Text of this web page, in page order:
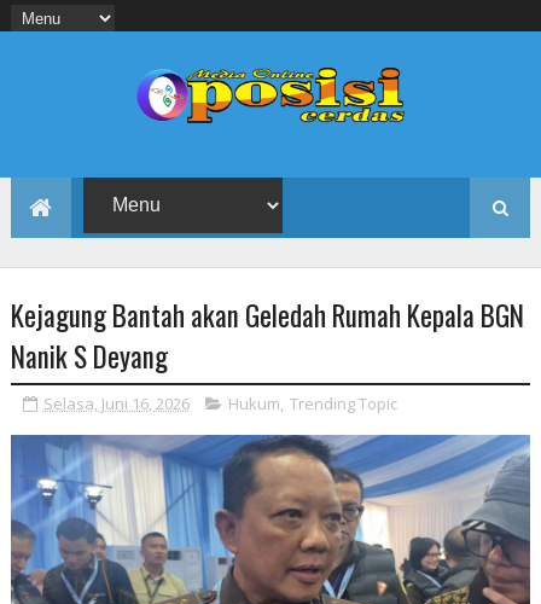
Kejagung Bantah akan Geledah Rumah Kepala BGN
Nanik S Deyang
Selasa, Juni 16, 2026 Hukum, Trending Topic